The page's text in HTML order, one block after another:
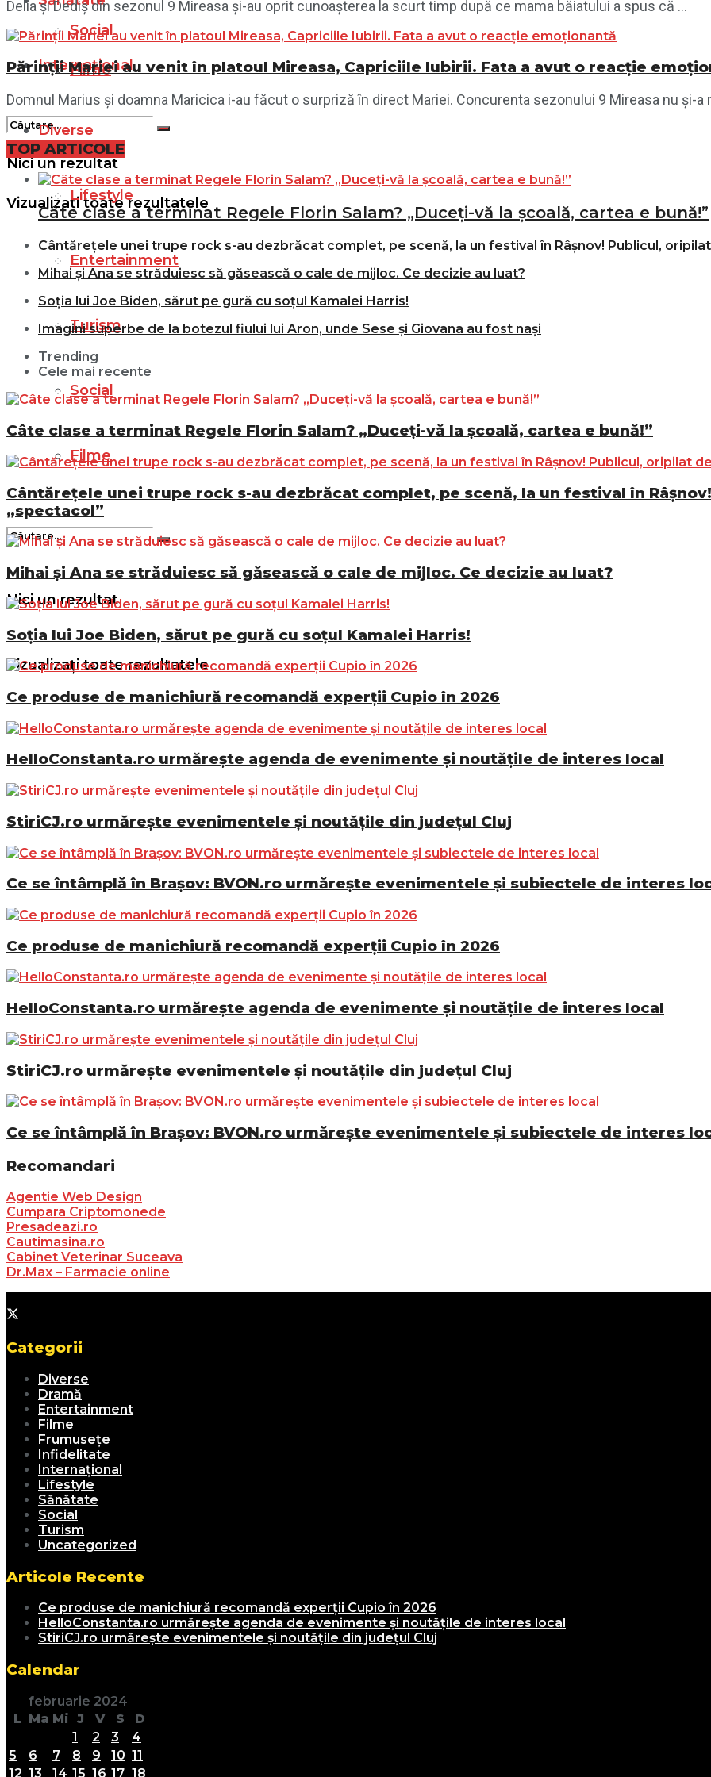
Social
Filme
Nici un rezultat
Vizualizați toate rezultatele
Internațional
Diverse
Lifestyle
Entertainment
Turism
Social
Filme
Nici un rezultat
Vizualizați toate rezultatele
Delia și Dediș din sezonul 9 Mireasa și-au oprit cunoașterea la scurt timp după ce mama băiatului a spus că ...
Părinții Mariei au venit în platoul Mireasa, Capriciile Iubirii. Fata a avut o reacție
Domnul Marius și doamna Maricica i-au făcut o surpriză în direct Mariei. Concurenta sezonului 9 Mireasa nu și-a
TOP ARTICOLE
Câte clase a terminat Regele Florin Salam? „Duceți-vă la școală, cartea e bună!”
Cântărețele unei trupe rock s-au dezbrăcat complet, pe scenă, la un festival în Râșnov! Publicul,
Mihai și Ana se străduiesc să găsească o cale de mijloc. Ce decizie au luat?
Soția lui Joe Biden, sărut pe gură cu soțul Kamalei Harris!
Imagini superbe de la botezul fiului lui Aron, unde Sese și Giovana au fost nași
Trending
Cele mai recente
Câte clase a terminat Regele Florin Salam? „Duceți-vă la școală, cartea e bună!”
Cântărețele unei trupe rock s-au dezbrăcat complet, pe scenă, la un festival în
„spectacol”
Mihai și Ana se străduiesc să găsească o cale de mijloc. Ce decizie au luat?
Soția lui Joe Biden, sărut pe gură cu soțul Kamalei Harris!
Ce produse de manichiură recomandă experții Cupio în 2026
HelloConstanta.ro urmărește agenda de evenimente și noutățile de interes local
StiriCJ.ro urmărește evenimentele și noutățile din județul Cluj
Ce se întâmplă în Brașov: BVON.ro urmărește evenimentele și subiectele de interes
Ce produse de manichiură recomandă experții Cupio în 2026
HelloConstanta.ro urmărește agenda de evenimente și noutățile de interes local
StiriCJ.ro urmărește evenimentele și noutățile din județul Cluj
Ce se întâmplă în Brașov: BVON.ro urmărește evenimentele și subiectele de interes
Recomandari
Agentie Web Design
Cumpara Criptomonede
Presadeazi.ro
Cautimasina.ro
Cabinet Veterinar Suceava
Dr.Max – Farmacie online
Categorii
Diverse
Dramă
Entertainment
Filme
Frumusețe
Infidelitate
Internațional
Lifestyle
Sănătate
Social
Turism
Uncategorized
Articole Recente
Ce produse de manichiură recomandă experții Cupio în 2026
HelloConstanta.ro urmărește agenda de evenimente și noutățile de interes local
StiriCJ.ro urmărește evenimentele și noutățile din județul Cluj
Calendar
februarie 2024
L Ma Mi J V S
D
1
2 3
4
5
6 7 8 9 10 11
12 13 14 15 16 17 18